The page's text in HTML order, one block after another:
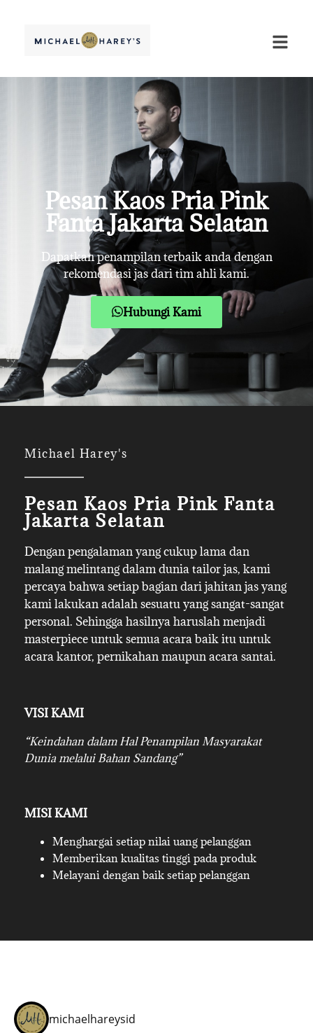
Pesan Kaos Pria Pink
Fanta Jakarta Selatan
Dapatkan penampilan terbaik anda dengan
rekomendasi jas dari tim ahli kami.
Hubungi Kami
Michael Harey's
Pesan Kaos Pria Pink Fanta
Jakarta Selatan
Dengan pengalaman yang cukup lama dan
malang melintang dalam dunia tailor jas, kami
percaya bahwa setiap bagian dari jahitan jas yang
kami lakukan adalah sesuatu yang sangat-sangat
personal. Sehingga hasilnya haruslah menjadi
masterpiece untuk semua acara baik itu untuk
acara kantor, pernikahan maupun acara santai.
VISI KAMI
“Keindahan dalam Hal Penampilan Masyarakat
Dunia melalui Bahan Sandang”
MISI KAMI
Menghargai setiap nilai uang pelanggan
Memberikan kualitas tinggi pada produk
Melayani dengan baik setiap pelanggan
michaelhareysid